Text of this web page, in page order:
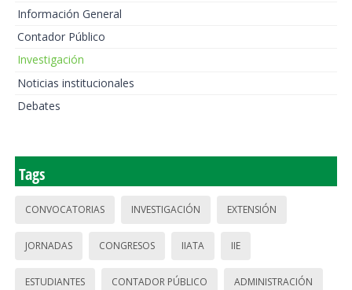
Información General
Contador Público
Investigación
Noticias institucionales
Debates
Tags
CONVOCATORIAS INVESTIGACIÓN EXTENSIÓN
JORNADAS CONGRESOS IIATA IIE
ESTUDIANTES CONTADOR PÚBLICO ADMINISTRACIÓN